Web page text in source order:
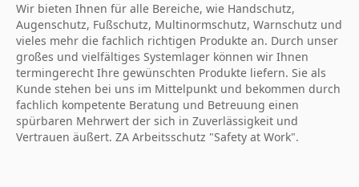
Wir bieten Ihnen für alle Bereiche, wie Handschutz,
Augenschutz, Fußschutz, Multinormschutz, Warnschutz und
vieles mehr die fachlich richtigen Produkte an. Durch unser
großes und vielfältiges Systemlager können wir Ihnen
termingerecht Ihre gewünschten Produkte liefern. Sie als
Kunde stehen bei uns im Mittelpunkt und bekommen durch
fachlich kompetente Beratung und Betreuung einen
spürbaren Mehrwert der sich in Zuverlässigkeit und
Vertrauen äußert. ZA Arbeitsschutz "Safety at Work".